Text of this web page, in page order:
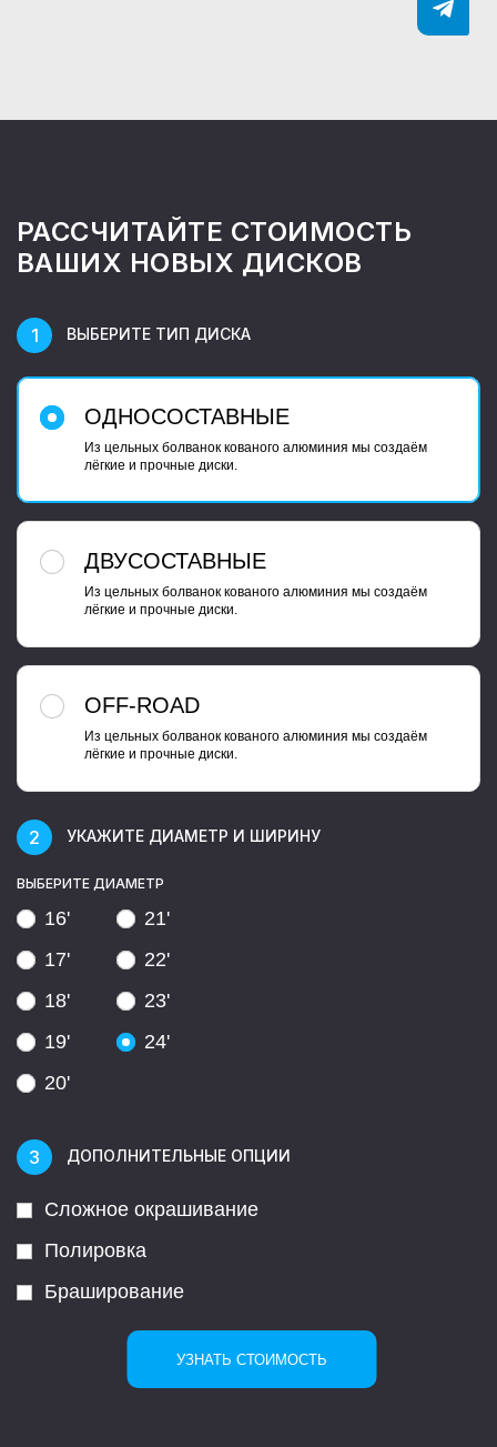
РАССЧИТАЙТЕ СТОИМОСТЬ
ВАШИХ НОВЫХ ДИСКОВ
ВЫБЕРИТЕ ТИП ДИСКА
ОДНОСОСТАВНЫЕ
Из цельных болванок кованого алюминия мы создаём
лёгкие и прочные диски.
ДВУСОСТАВНЫЕ
Из цельных болванок кованого алюминия мы создаём
лёгкие и прочные диски.
OFF-ROAD
Из цельных болванок кованого алюминия мы создаём
лёгкие и прочные диски.
УКАЖИТЕ ДИАМЕТР И ШИРИНУ
ВЫБЕРИТЕ ДИАМЕТР
16'
17'
18'
19'
20'
21'
22'
23'
24'
ДОПОЛНИТЕЛЬНЫЕ ОПЦИИ
Сложное окрашивание
Полировка
Браширование